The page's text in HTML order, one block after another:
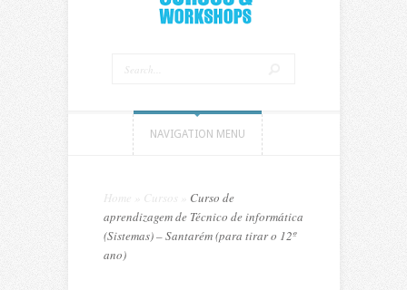
NAVIGATION MENU
Home Cursos
Curso de
aprendizagem de Técnico de informática
(Sistemas) – Santarém (para tirar o 12º
ano)